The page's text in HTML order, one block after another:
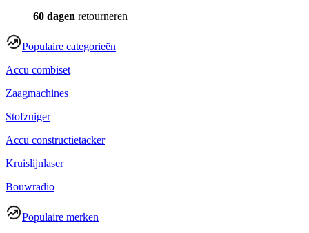
60 dagen retourneren
Populaire categorieën
Accu combiset
Zaagmachines
Stofzuiger
Accu constructietacker
Kruislijnlaser
Bouwradio
Populaire merken